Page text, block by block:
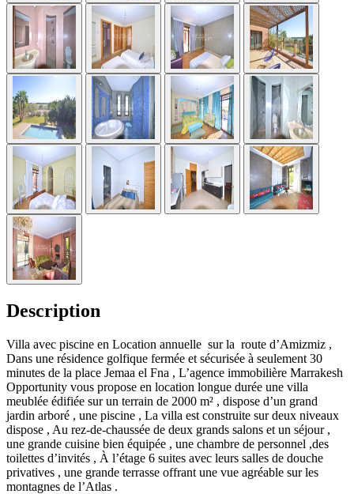
Description
Villa avec piscine en Location annuelle sur la route d’Amizmiz ,
Dans une résidence golfique fermée et sécurisée à seulement 30
minutes de la place Jemaa el Fna , L’agence immobilière Marrakesh
Opportunity vous propose en location longue durée une villa
meublée édifiée sur un terrain de 2000 m² , dispose d’un grand
jardin arboré , une piscine , La villa est construite sur deux niveaux
dispose , Au rez-de-chaussée de deux grands salons et un séjour ,
une grande cuisine bien équipée , une chambre de personnel ,des
toilettes d’invités , À l’étage 6 suites avec leurs salles de douche
privatives , une grande terrasse offrant une vue agréable sur les
montagnes de l’Atlas .